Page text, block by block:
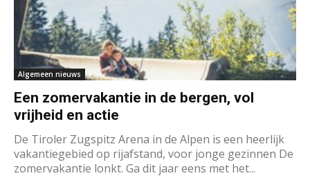
Algemeen nieuws
Een zomervakantie in de bergen, vol
vrijheid en actie
De Tiroler Zugspitz Arena in de Alpen is een heerlijk
vakantiegebied op rijafstand, voor jonge gezinnen De
zomervakantie lonkt. Ga dit jaar eens met het...